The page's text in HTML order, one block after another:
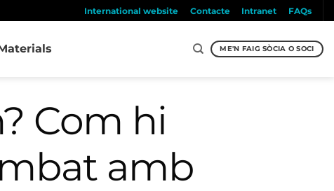
International website Contacte Intranet FAQs
ME'N FAIG SÒCIA O SOCI
Com hi
amb